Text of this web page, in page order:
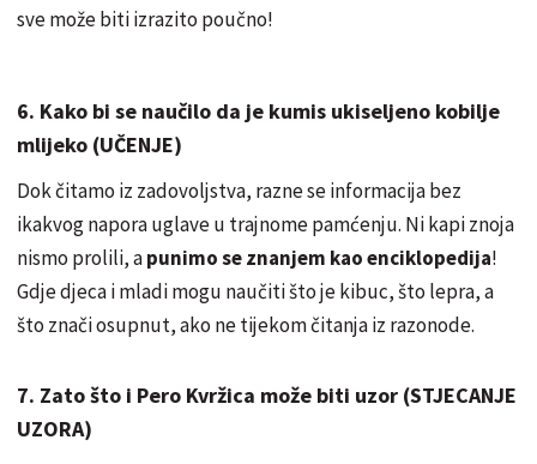
sve može biti izrazito poučno!
6. Kako bi se naučilo da je kumis ukiseljeno kobilje
mlijeko (UČENJE)
Dok čitamo iz zadovoljstva, razne se informacija bez
ikakvog napora uglave u trajnome pamćenju. Ni kapi znoja
nismo prolili, apunimo se znanjem kao enciklopedija!
Gdje djeca i mladi mogu naučiti što je kibuc, što lepra, a
što znači osupnut, ako ne tijekom čitanja iz razonode.
7. Zato što i Pero Kvržica može biti uzor (STJECANJE
UZORA)